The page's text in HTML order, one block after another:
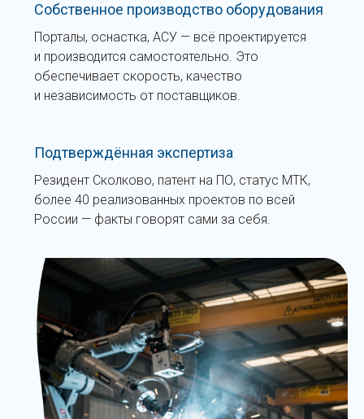
Собственное производство оборудования
Порталы, оснастка, АСУ — всё проектируется
и производится самостоятельно. Это
обеспечивает скорость, качество
и независимость от поставщиков.
Подтверждённая экспертиза
Резидент Сколково, патент на ПО, статус МТК,
более 40 реализованных проектов по всей
России — факты говорят сами за себя.